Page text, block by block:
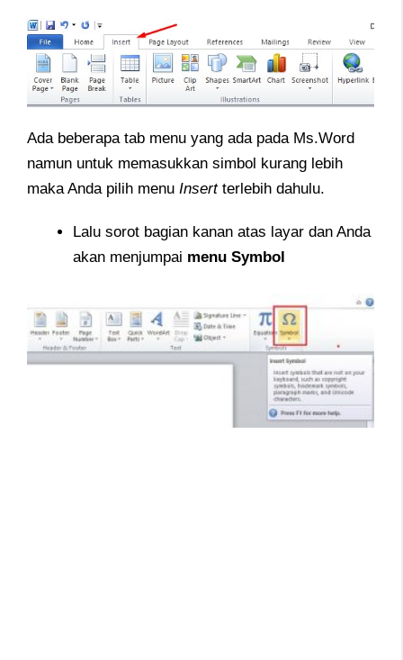
Ada beberapa tab menu yang ada pada Ms.Word
namun untuk memasukkan simbol kurang lebih
maka Anda pilih menu Insertterlebih dahulu.
Lalu sorot bagian kanan atas layar dan Anda
akan menjumpai menu Symbol